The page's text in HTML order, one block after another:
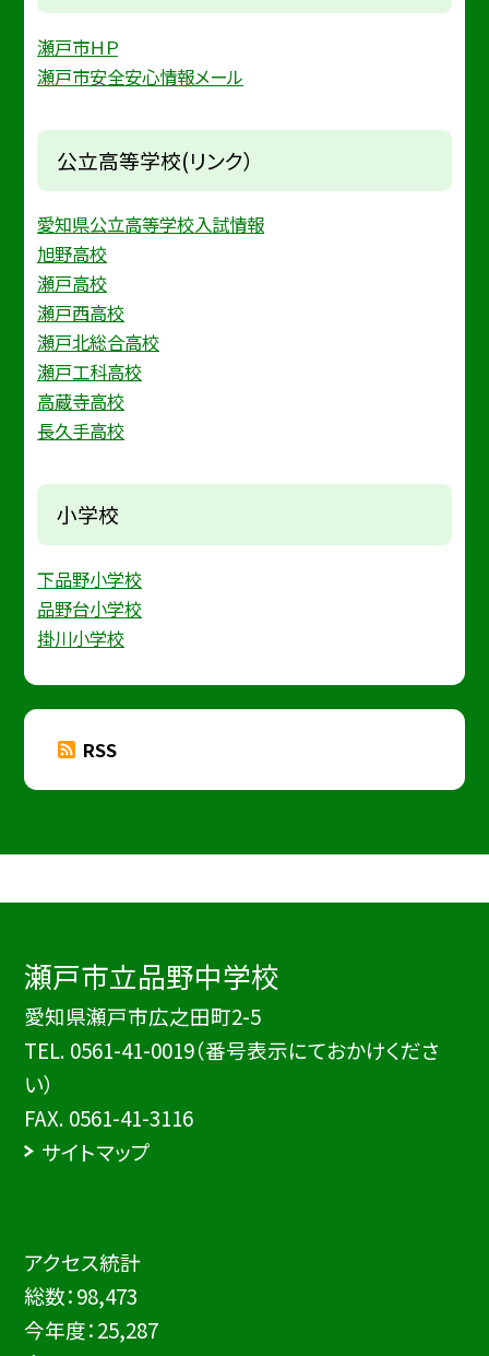
瀬戸市ＨＰ
瀬戸市安全安心情報メール
公立高等学校(リンク）
愛知県公立高等学校入試情報
旭野高校
瀬戸高校
瀬戸西高校
瀬戸北総合高校
瀬戸工科高校
高蔵寺高校
長久手高校
小学校
下品野小学校
品野台小学校
掛川小学校
RSS
瀬戸市立品野中学校
愛知県瀬戸市広之田町2-5
TEL. 0561-41-0019（番号表示にておかけくださ
い）
FAX. 0561-41-3116
サイトマップ
アクセス統計
総数：98,473
今年度：25,287